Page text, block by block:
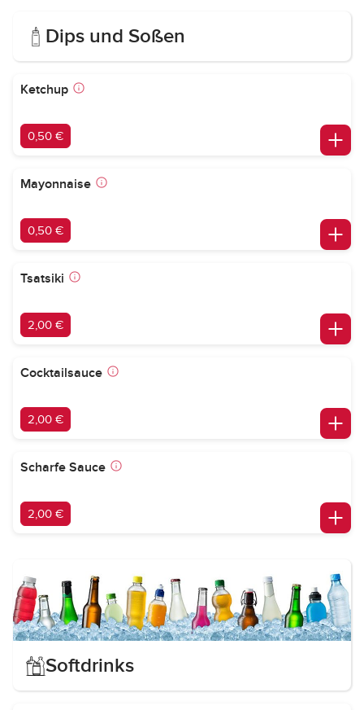
Dips und Soßen
Ketchup
0,50 €
Mayonnaise
0,50 €
Tsatsiki
2,00 €
Cocktailsauce
2,00 €
Scharfe Sauce
2,00 €
Softdrinks